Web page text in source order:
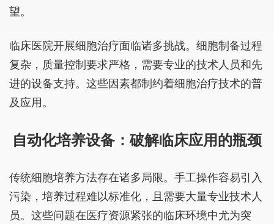
望。
临床医院开展细胞治疗面临诸多挑战。细胞制备过程
复杂，质量控制要求严格，需要专业的技术人员和先
进的设备支持。这些因素都制约着细胞治疗技术的普
及应用。
自动化培养设备：破解临床应用的瓶颈
传统细胞培养方法存在诸多局限。手工操作容易引入
污染，培养过程难以标准化，且需要大量专业技术人
员。这些问题在医疗资源紧张的临床环境中尤为突